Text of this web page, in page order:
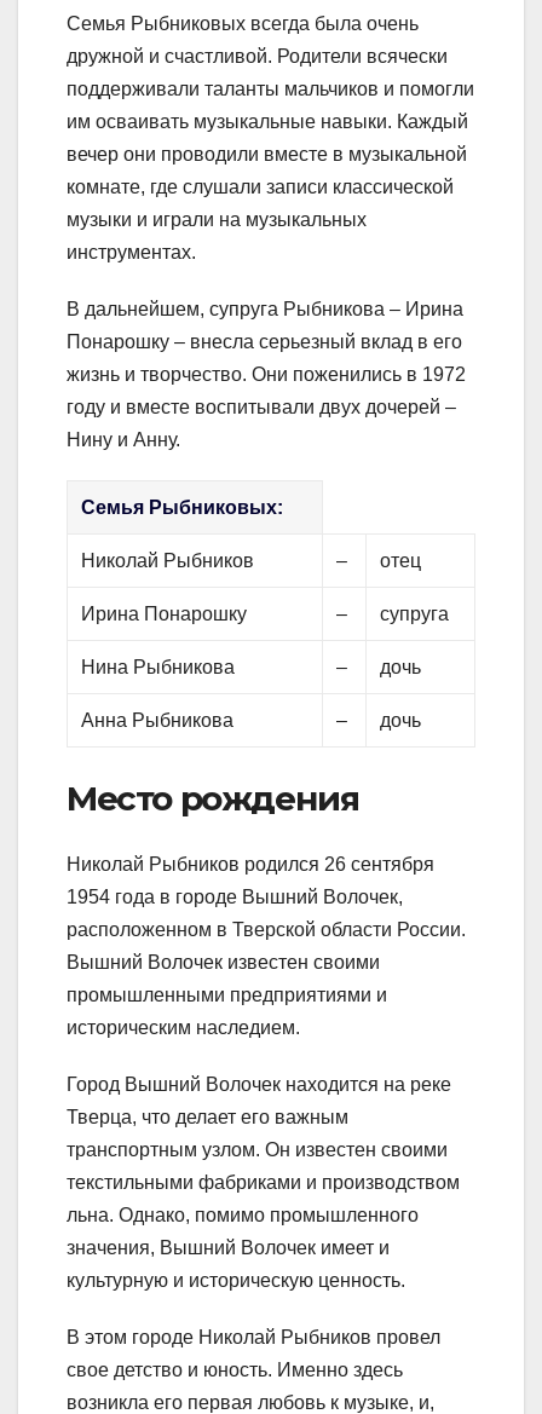
Семья Рыбниковых всегда была очень
дружной и счастливой. Родители всячески
поддерживали таланты мальчиков и помогли
им осваивать музыкальные навыки. Каждый
вечер они проводили вместе в музыкальной
комнате, где слушали записи классической
музыки и играли на музыкальных
инструментах.
В дальнейшем, супруга Рыбникова – Ирина
Понарошку – внесла серьезный вклад в его
жизнь и творчество. Они поженились в 1972
году и вместе воспитывали двух дочерей –
Нину и Анну.
Семья Рыбниковых:
Николай Рыбников – отец
Ирина Понарошку – супруга
Нина Рыбникова – дочь
Анна Рыбникова – дочь
Место рождения
Николай Рыбников родился 26 сентября
1954 года в городе Вышний Волочек,
расположенном в Тверской области России.
Вышний Волочек известен своими
промышленными предприятиями и
историческим наследием.
Город Вышний Волочек находится на реке
Тверца, что делает его важным
транспортным узлом. Он известен своими
текстильными фабриками и производством
льна. Однако, помимо промышленного
значения, Вышний Волочек имеет и
культурную и историческую ценность.
В этом городе Николай Рыбников провел
свое детство и юность. Именно здесь
возникла его первая любовь к музыке, и,